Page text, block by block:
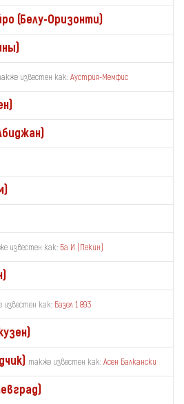
(Белу-Оризонти)
известен как:Аустрия-Мемфис
известен как: Ба И (Пекин)
известен как: Базел 1893
также известен как:Асен Балкански